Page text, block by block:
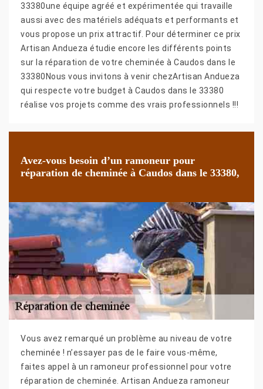
33380une équipe agréé et expérimentée qui travaille
aussi avec des matériels adéquats et performants et
vous propose un prix attractif. Pour déterminer ce prix
Artisan Andueza étudie encore les différents points
sur la réparation de votre cheminée à Caudos dans le
33380Nous vous invitons à venir chezArtisan Andueza
qui respecte votre budget à Caudos dans le 33380
réalise vos projets comme des vrais professionnels !!!
Avez-vous besoin d’un ramoneur pour
réparation de cheminée à Caudos dans le 33380,
Vous avez remarqué un problème au niveau de votre
cheminée ! n’essayer pas de le faire vous-même,
faites appel à un ramoneur professionnel pour votre
réparation de cheminée. Artisan Andueza ramoneur